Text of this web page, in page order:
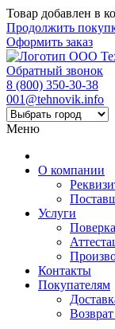
Товар добавлен в
Продолжить
Оформить заказ
Обратный звонок
8 (800) 350-30-38
001@tehnovik.info
Меню
О компании
Услуги
Контакты
Покупателям